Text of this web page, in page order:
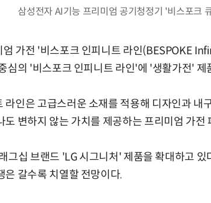
삼성전자 AI기능 프리미엄 공기청정기 '비스포크
가전 '비스포크 인피니트 라인(BESPOKE
심의 '비스포크 인피니트 라인'에 '생활가전' 제
라인은 고급스러운 소재를 적용해 디자인과 내
도 변하지 않는 가치를 제공하는 프리미엄 가전
그십 브랜드 'LG 시그니처' 제품을 확대하고
은 갈수록 치열할 전망이다.